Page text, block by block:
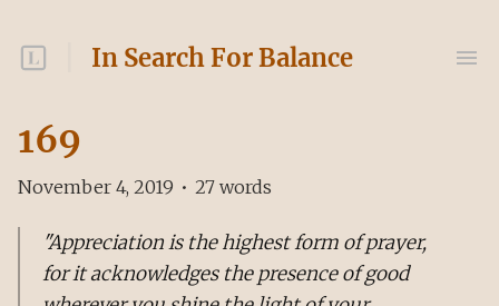
In Search For Balance
169
November 4, 2019 • 27 words
"Appreciation is the highest form of prayer,
for it acknowledges the presence of good